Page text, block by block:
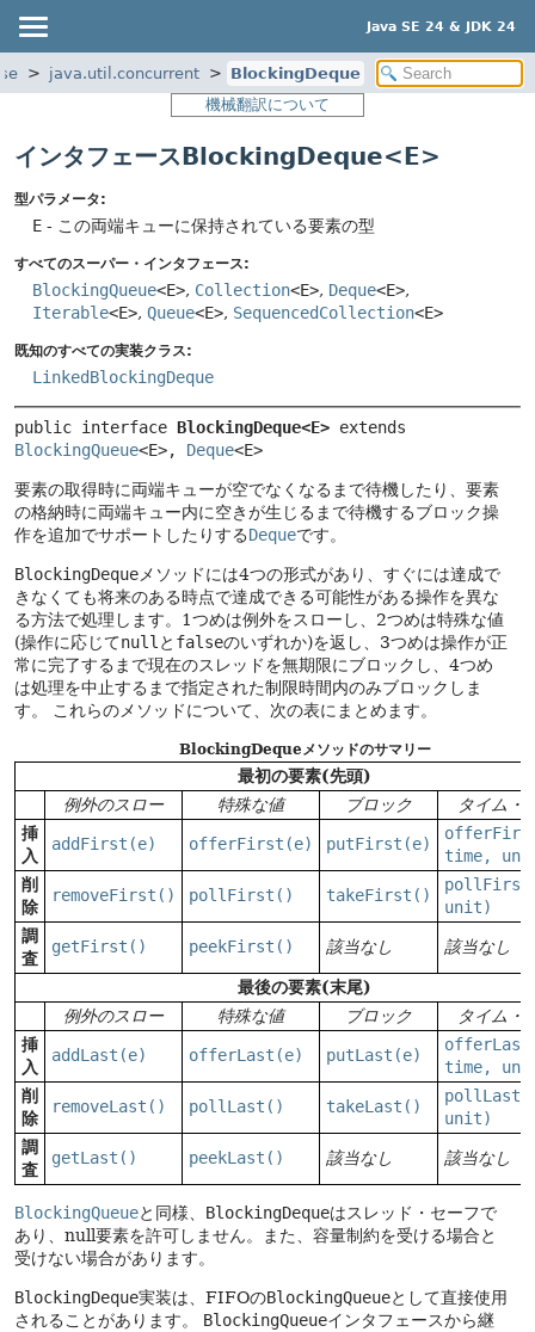
Java SE 24 & JDK 24
java.util.concurrent
BlockingDeque
機械翻訳について
インタフェースBlockingDeque<E>
型パラメータ:
E - この両端キューに保持されている要素の型
すべてのスーパー・インタフェース:
BlockingQueue<E>, Collection<E>, Deque<E>,
Iterable<E>, Queue<E>, SequencedCollection<E>
既知のすべての実装クラス:
LinkedBlockingDeque
public interface BlockingDeque<E>
BlockingQueue<E>, Deque<E>
要素の取得時に両端キューが空でなくなるまで待機したり、要素
の格納時に両端キュー内に空きが生じるまで待機するブロック操
作を追加でサポートしたりするDequeです。
BlockingDeque メソッドには4つの形式があり、すぐには達成で
きなくても将来のある時点で達成できる可能性がある操作を異な
る方法で処理します。1つめは例外をスローし、2つめは特殊な値
(操作に応じてnull と falseのいずれか)を返し、3つめは操作が正
常に完了するまで現在のスレッドを無期限にブロックし、4つめ
は処理を中止するまで指定された制限時間内のみブロックしま
す。
これらのメソッドについて、次の表にまとめます。
BlockingDequeメソッドのサマリー
最初の要素(先頭)
例外のスロー
特殊な値 ブロック
タイム・
挿
入
addFirst(e) offerFirst(e) putFirst(e)
time,
削
除
removeFirst() pollFirst() takeFirst()
unit)
調
査
getFirst() peekFirst() 該当なし 該当なし
最後の要素(末尾)
例外のスロー
特殊な値 ブロック
タイム・
挿
入
addLast(e) offerLast(e) putLast(e)
time,
削
除
removeLast() pollLast() takeLast()
unit)
調
査
getLast() peekLast() 該当なし 該当なし
BlockingQueueと同様、 BlockingDequeはスレッド・セーフで
あり、null要素を許可しません。また、容量制約を受ける場合と
受けない場合があります。
BlockingDeque実装は、FIFOのBlockingQueueとして直接使用
されることがあります。
BlockingQueueインタフェースから継